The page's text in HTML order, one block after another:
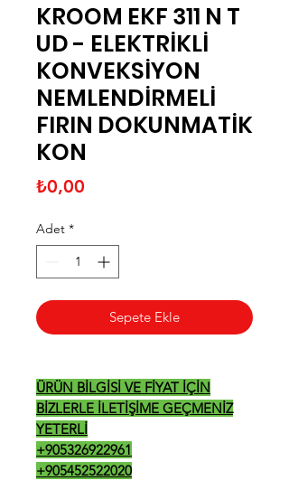
KROOM EKF 311 N T
UD - ELEKTRİKLİ
KONVEKSİYON
NEMLENDİRMELİ
FIRIN DOKUNMATİK
KON
₺0,00
Adet *
Sepete Ekle
ÜRÜN BİLGİSİ VE FİYAT İÇİN
BİZLERLE İLETİŞİME GEÇMENİZ
YETERLİ
+905326922961
+905452522020